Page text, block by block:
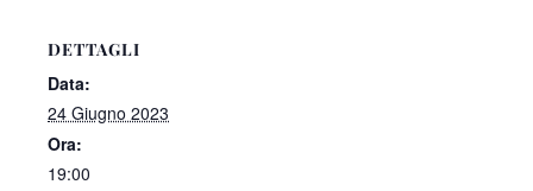
DETTAGLI
Data:
24 Giugno 2023
Ora:
19:00